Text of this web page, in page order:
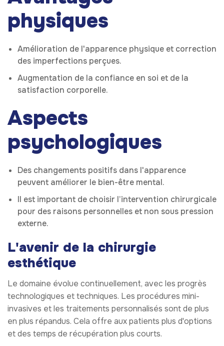
physiques
Amélioration de l'apparence physique et correction
des imperfections perçues.
Augmentation de la confiance en soi et de la
satisfaction corporelle.
Aspects
psychologiques
Des changements positifs dans l'apparence
peuvent améliorer le bien-être mental.
Il est important de choisir l’intervention chirurgicale
pour des raisons personnelles et non sous pression
externe.
L'avenir de la chirurgie
esthétique
Le domaine évolue continuellement, avec les progrès
technologiques et techniques. Les procédures mini-
invasives et les traitements personnalisés sont de plus
en plus répandus. Cela offre aux patients plus d'options
et des temps de récupération plus courts.